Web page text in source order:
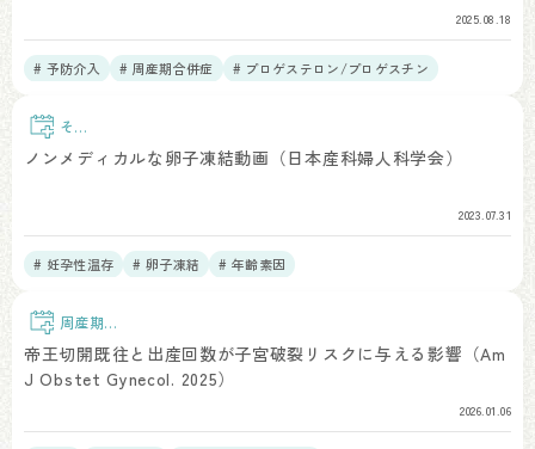
2025.08.18
# 予防介入 # 周産期合併症 # プロゲステロン/プロゲスチン
その
ノンメディカルな卵子凍結動画（日本産科婦人科学会）
2023.07.31
# 妊孕性温存 # 卵子凍結 # 年齢素因
周産期予
帝王切開既往と出産回数が子宮破裂リスクに与える影響（Am
J Obstet Gynecol. 2025）
2026.01.06